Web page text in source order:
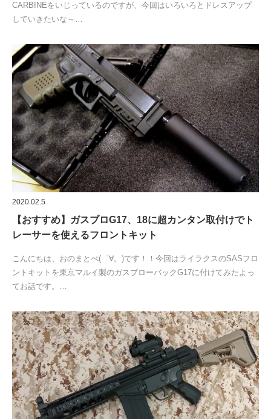
CARBINEをいじっているのですが、今回はいろいろとドレスアップ
していきたいな～…
2020.02.5
【おすすめ】ガスブロG17、18に超カンタン取付けでト
レーサーを使えるフロントキット
こんにちは、おのまとぺ(゜∀。)です！！今回はライラクスのSASフロ
ントキットを東京マルイ製のガスブローバックG17に付けてみたよっ
てお話です。…